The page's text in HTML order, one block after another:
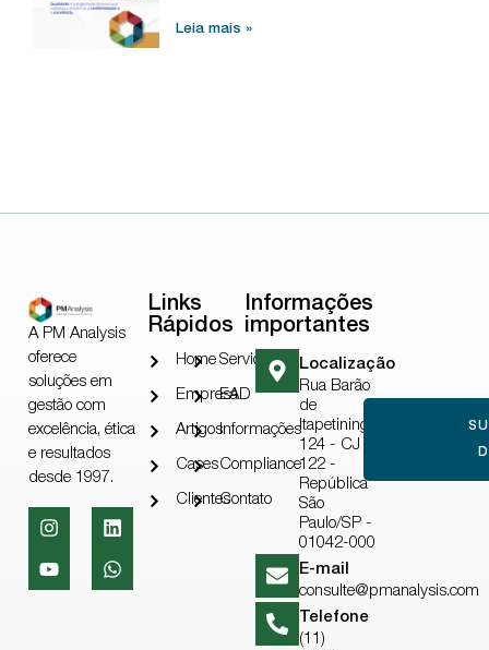
Leia mais »
A PM Analysis
oferece
soluções em
gestão com
excelência, ética
e resultados
desde 1997.
Links
Rápidos
Home
Empresa
Artigos
Cases
Clientes
Serviços
EAD
Informações
Compliance
Contato
Informações
importantes
Localização
Rua Barão
de
Itapetininga,
124 - CJ
122 -
República
São
Paulo/SP -
01042-000
E-mail
consulte@pmanalysis.com
Telefone
(11)